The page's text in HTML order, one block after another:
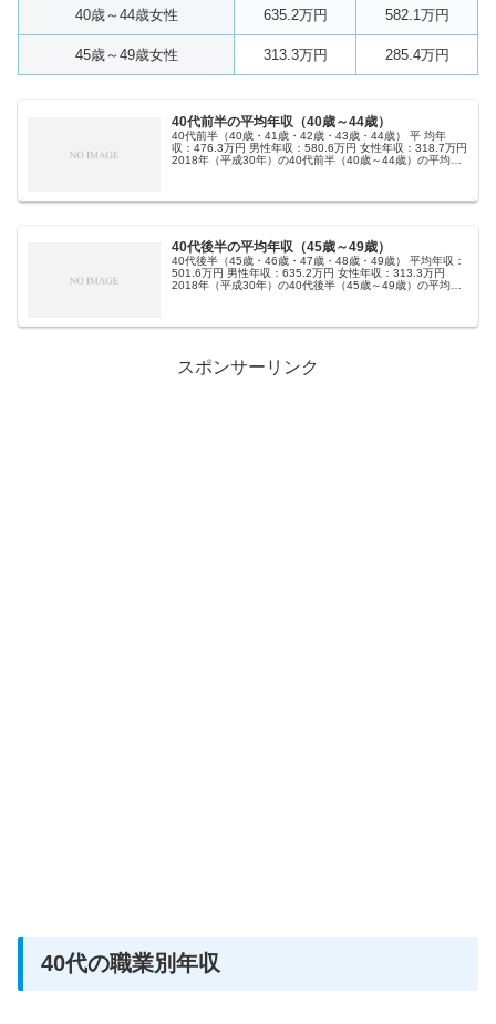
40歳～44歳女性 635.2万円 582.1万円
45歳～49歳女性 313.3万円 285.4万円
40代前半の平均年収（40歳～44歳）
40代前半（40歳・41歳・42歳・43歳・44歳） 平 均年
収：476.3万円 男性年収：580.6万円 女性年収：318.7万円
2018年（平成30年）の40代前半（40歳～44歳）の平均年
40代後半の平均年収（45歳～49歳）
40代後半（45歳・46歳・47歳・48歳・49歳） 平均年収：
501.6万円 男性年収：635.2万円 女性年収：313.3万円
2018年（平成30年）の40代後半（45歳～49歳）の平均年
スポンサーリンク
40代の職業別年収